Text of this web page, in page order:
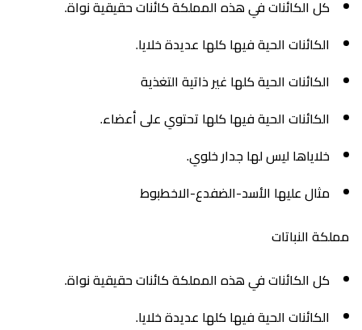
كل الكائنات في هذه المملكة كائنات حقيقية نواة.
الكائنات الحية فيها كلها عديدة خلايا.
الكائنات الحية كلها غير ذاتية التغذية
الكائنات الحية فيها كلها تحتوي على أعضاء.
خلاياها ليس لها جدار خلوي.
مثال عليها الأسد-الضفدع-الاخطبوط
مملكة النباتات
كل الكائنات في هذه المملكة كائنات حقيقية نواة.
الكائنات الحية فيها كلها عديدة خلايا.